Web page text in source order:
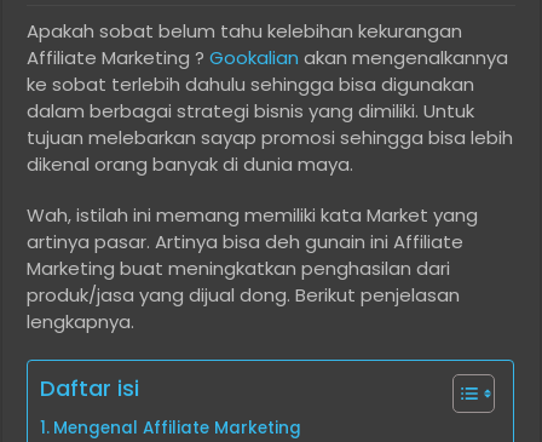
Apakah sobat belum tahu kelebihan kekurangan
Affiliate Marketing ?Gookalian akan mengenalkannya
ke sobat terlebih dahulu sehingga bisa digunakan
dalam berbagai strategi bisnis yang dimiliki. Untuk
tujuan melebarkan sayap promosi sehingga bisa lebih
dikenal orang banyak di dunia maya.
Wah, istilah ini memang memiliki kata Market yang
artinya pasar. Artinya bisa deh gunain ini Affiliate
Marketing buat meningkatkan penghasilan dari
produk/jasa yang dijual dong. Berikut penjelasan
lengkapnya.
Daftar isi
Mengenal Affiliate Marketing